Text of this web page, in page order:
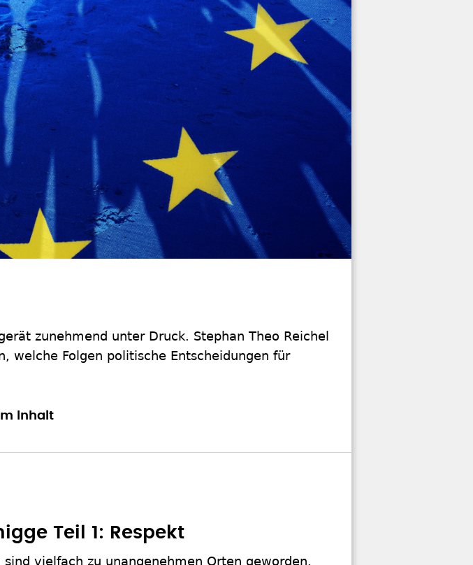
zunehmend unter Druck. Stephan Theo Reichel
welche Folgen politische Entscheidungen für
Inhalt
Teil 1: Respekt
vielfach zu unangenehmen Orten geworden.